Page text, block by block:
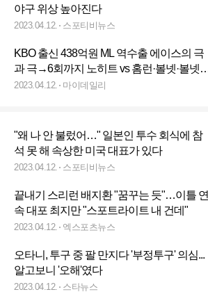
야구 위상 높아진다
2023.04.12. 스포티비뉴스
KBO 출신 438억원 ML 역수출 에이스의 극
과 극→6회까지 노히트 vs 홈런·볼넷·볼넷
‘강판’
2023.04.12. 마이데일리
"왜 나 안 불렀어…" 일본인 투수 회식에 참
석 못 해 속상한 미국 대표가 있다
2023.04.12. 스포티비뉴스
끝내기 스리런 배지환 "꿈꾸는 듯"…이틀 연
속 대포 최지만 "스포트라이트 내 건데"
2023.04.12. 엑스포츠뉴스
오타니, 투구 중 팔 만지다 '부정투구' 의심...
알고보니 '오해'였다
2023.04.12. 스타뉴스